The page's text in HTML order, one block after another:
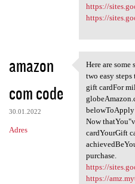
https://
https://
amazon
com code
30.01.2022
Adres
Here are
Here are some
two easy
gift cardFor
belowToApply
Now
cardYourGift
purchase.
https://
https://